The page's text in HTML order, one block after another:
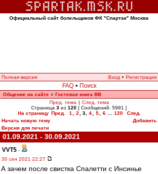
Официальный сайт болельщиков ФК "Спартак" Москва
Полная версия Вход • Регистрация
FAQ • Поиск
Общение на сайте » Гостевая книга ВВ
Пред. тема | След. тема
Страница 3 из 120 [ Сообщений: 5991 ]
На страницу Пред. 1 2 3, 4 5 6 120
След.
Начать новую тему
Добавить
Версия для печати
01.09.2021 - 30.09.2021
VVT5 -
30 сен 2021 22:27
А зачем после свистка Спалетти с Инсинье